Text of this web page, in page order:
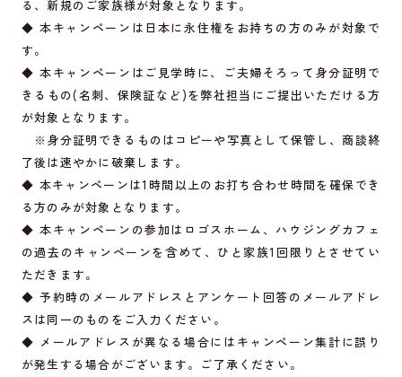
る、新規のご家族様が対象となります。
◆ 本キャンペーンは日本に永住権をお持ちの方のみが対象で
す。
◆ 本キャンペーンはご見学時に、ご夫婦そろって身分証明で
きるもの(名刺、保険証など)を弊社担当にご提出いただける方
が対象となります。
※身分証明できるものはコピーや写真として保管し、商談終
了後は速やかに破棄します。
◆ 本キャンペーンは1時間以上のお打ち合わせ時間を確保でき
る方のみが対象となります。
◆ 本キャンペーンの参加はロゴスホーム、ハウジングカフェ
の過去のキャンペーンを含めて、ひと家族1回限りとさせてい
ただきます。
◆ 予約時のメールアドレスとアンケート回答のメールアドレ
スは同一のものをご入力ください。
◆ メールアドレスが異なる場合にはキャンペーン集計に誤り
が発生する場合がございます。ご了承ください。